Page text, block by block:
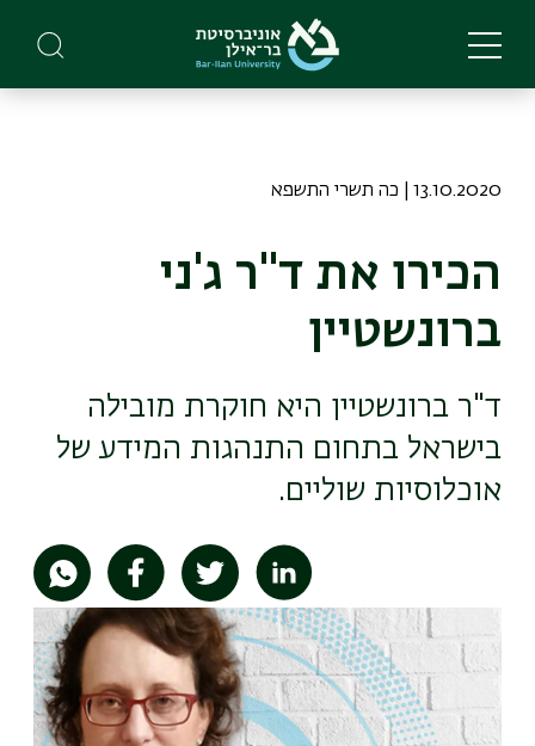
main
13.10.2020 | כה תשרי התשפא
הכירו את ד"ר ג'ני
ברונשטיין
ד"ר ברונשטיין היא חוקרת מובילה
בישראל בתחום התנהגות המידע של
אוכלוסיות שוליים.